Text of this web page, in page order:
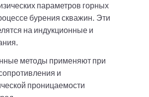
параметров горных
бурения скважин. Эти
на индукционные и
методы применяют при
и
проницаемости